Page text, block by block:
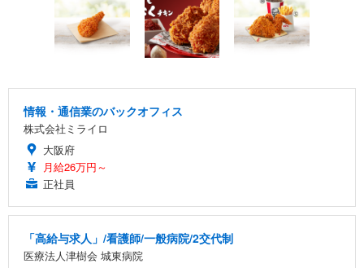
情報・通信業のバックオフィス
株式会社ミライロ
大阪府
月給26万円～
正社員
「高給与求人」/看護師/一般病院/2交代制
医療法人津樹会 城東病院